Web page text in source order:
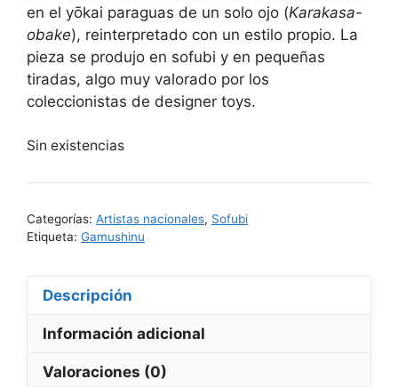
en el yōkai paraguas de un solo ojo (Karakasa-
obake), reinterpretado con un estilo propio. La
pieza se produjo en sofubi y en pequeñas
tiradas, algo muy valorado por los
coleccionistas de designer toys.
Sin existencias
Categorías: Artistas nacionales, Sofubi
Etiqueta: Gamushinu
Descripción
Información adicional
Valoraciones (0)